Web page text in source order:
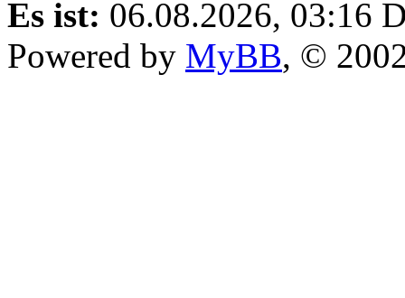
Es ist: 06.08.2026, 03:16
Powered by MyBB, ©